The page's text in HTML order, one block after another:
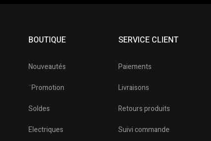
BOUTIQUE
Nouveautés
¨Promotion
Soldes
Electriques
SERVICE CLIENT
Paiements
Livraisons
Retours produits
Suivi commande